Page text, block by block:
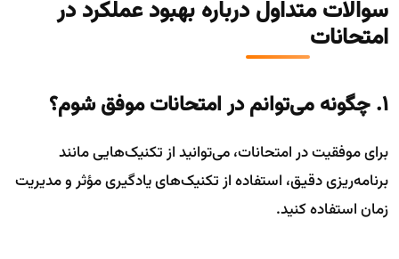
سوالات متداول درباره بهبود عملکرد در
امتحانات
۱. چگونه می‌توانم در امتحانات موفق شوم؟
برای موفقیت در امتحانات، می‌توانید از تکنیک‌هایی مانند
برنامه‌ریزی دقیق، استفاده از تکنیک‌های یادگیری مؤثر و مدیریت
زمان استفاده کنید.